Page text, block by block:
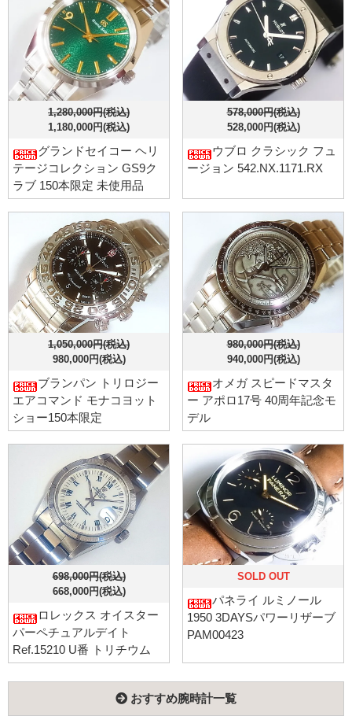
1,280,000円(税込)
1,180,000円(税込)
グランドセイコー ヘリ
テージコレクション GS9ク
ラブ 150本限定 未使用品
578,000円(税込)
528,000円(税込)
ウブロ クラシック フュ
ージョン 542.NX.1171.RX
1,050,000円(税込)
980,000円(税込)
ブランパン トリロジー
エアコマンド モナコヨット
ショー150本限定
980,000円(税込)
940,000円(税込)
オメガ スピードマスタ
ー アポロ17号 40周年記念モ
デル
698,000円(税込)
668,000円(税込)
ロレックス オイスター
パーペチュアルデイト
Ref.15210 U番 トリチウム
SOLD OUT
パネライ ルミノール
1950 3DAYSパワーリザーブ
PAM00423
おすすめ腕時計一覧